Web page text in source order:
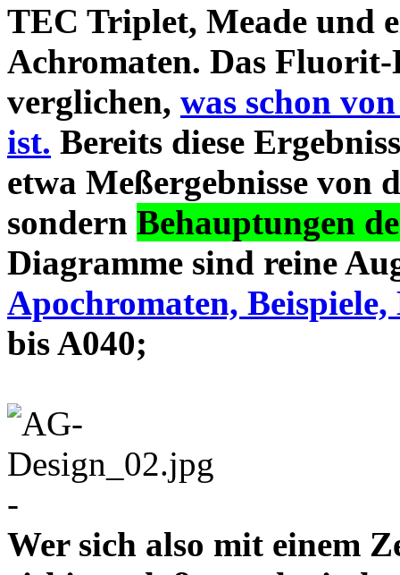
TEC Triplet, Meade und
Achromaten. Das
verglichen, was schon
ist. Bereits diese
etwa Meßergebnisse von
sondern Behauptungen
Diagramme sind reine
Apochromaten, Beispiele,
bis A040;
-
Wer sich also mit einem